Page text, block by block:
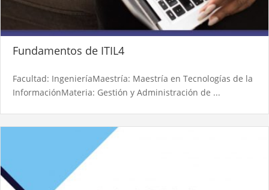
Fundamentos de ITIL4
Facultad: IngenieríaMaestría: Maestría en Tecnologías de la
InformaciónMateria: Gestión y Administración de ...